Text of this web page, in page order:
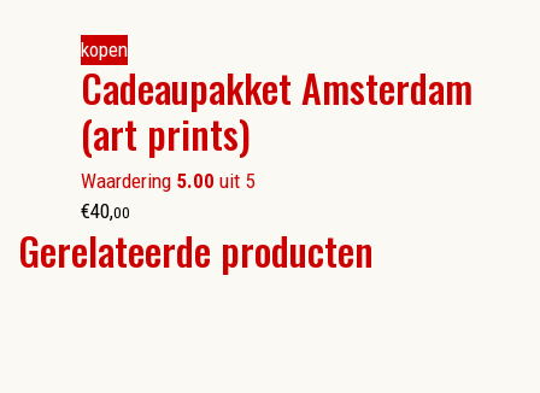
kopen
Cadeaupakket Amsterdam
(art prints)
Waardering 5.00 uit 5
€40,00
Gerelateerde producten